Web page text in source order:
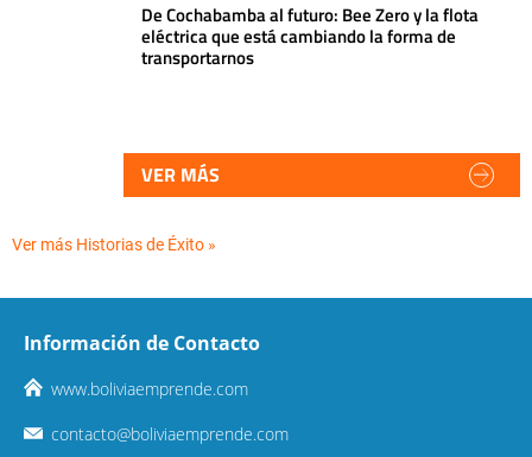
De Cochabamba al futuro: Bee Zero y la flota
eléctrica que está cambiando la forma de
transportarnos
VER MÁS
Ver más Historias de Éxito »
Información de Contacto
www.boliviaemprende.com
contacto@boliviaemprende.com